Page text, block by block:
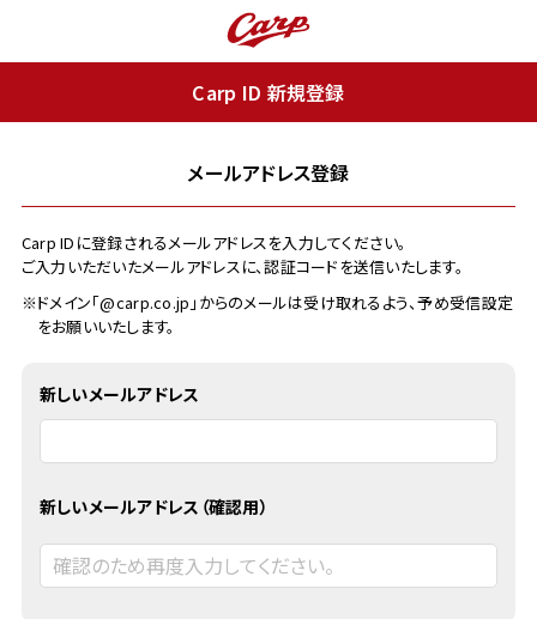
Carp ID 新規登録
メールアドレス登録
Carp IDに登録されるメールアドレスを入力してください。
ご入力いただいたメールアドレスに、認証コードを送信いたします。
※ドメイン「@carp.co.jp」からのメールは受け取れるよう、予め受信設定
をお願いいたします。
新しいメールアドレス
新しいメールアドレス（確認用）